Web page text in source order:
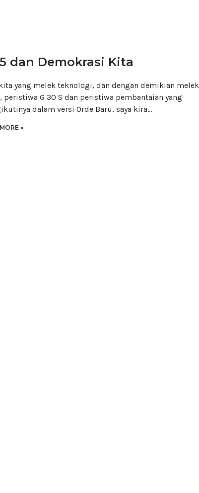
dan Demokrasi Kita
yang melek teknologi, dan dengan demikian melek
peristiwa G 30 S dan peristiwa pembantaian yang
dalam versi Orde Baru, saya kira…
»